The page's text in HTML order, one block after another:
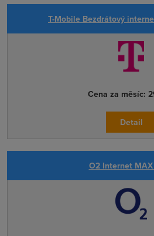
T-Mobile Bezdrátový
Cena za měsíc:
Detail
O2 Internet